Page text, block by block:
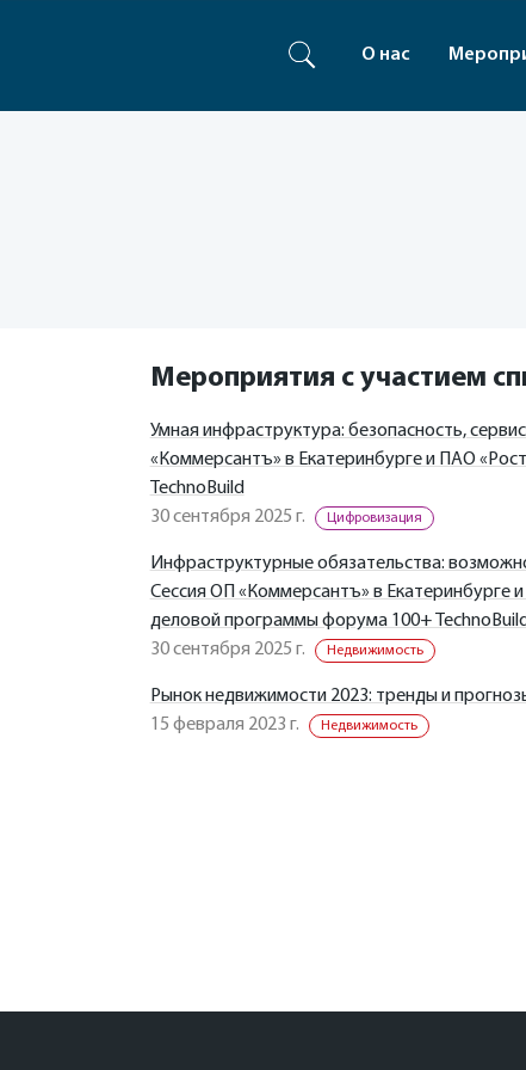
О нас
Мероприятия с участием
Умная инфраструктура: безопасность,
«Коммерсантъ» в Екатеринбурге и ПАО
TechnoBuild
30 сентября 2025 г.
Цифровизация
Инфраструктурные обязательства:
Сессия ОП «Коммерсантъ» в Екатеринбурге
деловой программы форума 100+ TechnoBuild
30 сентября 2025 г.
Недвижимость
Рынок недвижимости 2023: тренды и
15 февраля 2023 г.
Недвижимость